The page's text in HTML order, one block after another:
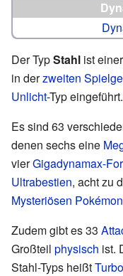
Der TypStahl ist
in derzweiten
Unlicht-Typ eingeführt.
Es sind 63
denen sechs eine
vierGigadynamax-
Ultrabestien, acht zu
Mysteriösen Pokémon
Zudem gibt es 33
Großteil physisch ist.
Stahl-Typs heißt